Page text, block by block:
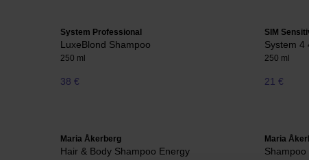
System Professional
LuxeBlond Shampoo
250 ml
38 €
SIM
System 4
250 ml
21 €
Maria Åkerberg
Hair & Body Shampoo Energy
Maria
Shampoo